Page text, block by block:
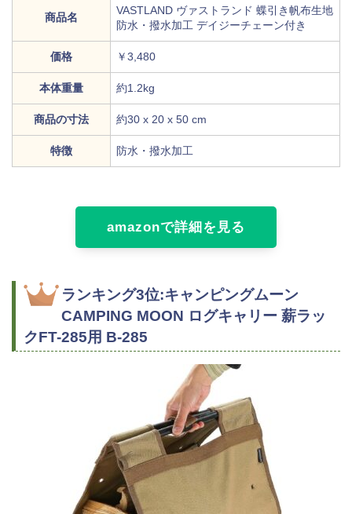
商品名
VASTLAND ヴァストランド 蝶引き帆布生地
防水・撥水加工 デイジーチェーン付き
価格 ￥3,480
本体重量 約1.2kg
商品の寸法 約30 x 20 x 50 cm
特徴 防水・撥水加工
amazonで詳細を見る
ランキング3位:キャンピングムーン
CAMPING MOON ログキャリー 薪ラッ
クFT-285用 B-285